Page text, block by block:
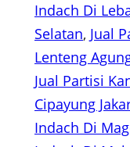
Indach Di
Selatan, Jual
Lenteng
Jual Partisi
Cipayung
Indach Di